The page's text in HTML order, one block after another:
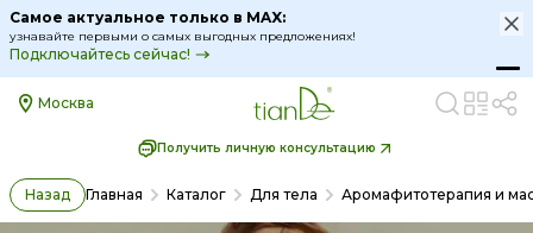
Самое актуальное только в MAX:
узнавайте первыми о самых выгодных предложениях!
Подключайтесь сейчас!
Москва
Получить личную консультацию
Назад Главная Каталог Для тела Аромафитотерапия и